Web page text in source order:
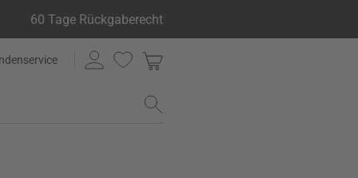
60 Tage Rückgaberecht